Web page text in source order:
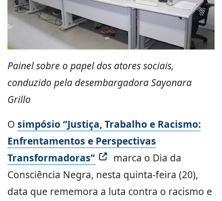
Painel sobre o papel dos atores sociais,
conduzido pela desembargadora Sayonara
Grillo
O simpósio “Justiça, Trabalho e Racismo:
Enfrentamentos e Perspectivas
Transformadoras”
marca o Dia da
Consciência Negra, nesta quinta-feira (20),
data que rememora a luta contra o racismo e